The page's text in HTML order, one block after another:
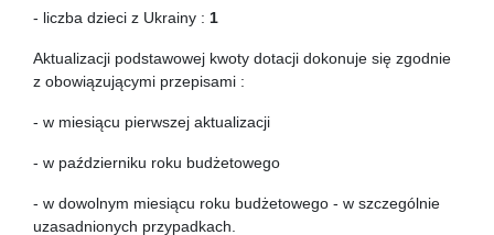
- liczba dzieci z Ukrainy : 1
Aktualizacji podstawowej kwoty dotacji dokonuje się zgodnie
z obowiązującymi przepisami :
- w miesiącu pierwszej aktualizacji
- w październiku roku budżetowego
- w dowolnym miesiącu roku budżetowego - w szczególnie
uzasadnionych przypadkach.